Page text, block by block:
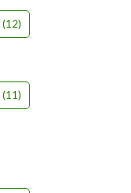
(12)
(11)